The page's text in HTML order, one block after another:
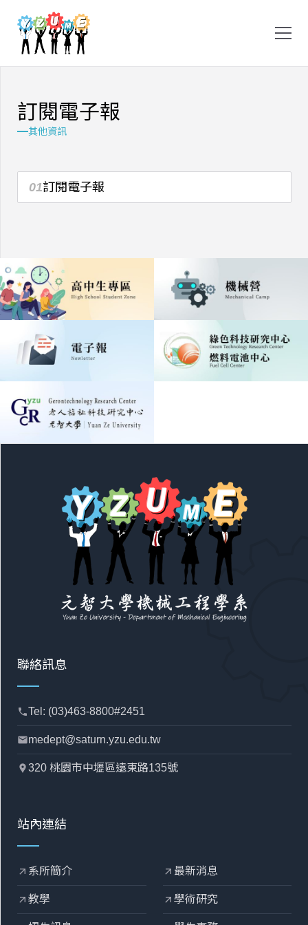
其他資訊
訂閱電子報
01訂閱電子報
聯絡訊息
phoneTel: (03)463-8800#2451
mailmedept@saturn.yzu.edu.tw
location_pin320 桃園市中壢區遠東路135號
站內連結
arrow_outward 系所簡介 arrow_outward 最新消息
arrow_outward 教學 arrow_outward 學術研究